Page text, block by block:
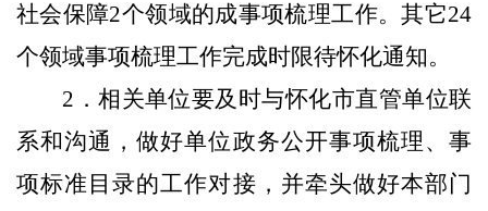
社会保障2个领域的成事项梳理工作。其它24
个领域事项梳理工作完成时限待怀化通知。
2 ．相关单位要及时与怀化市直管单位联
系和沟通，做好单位政务公开事项梳理、事
项标准目录的工作对接，并牵头做好本部门